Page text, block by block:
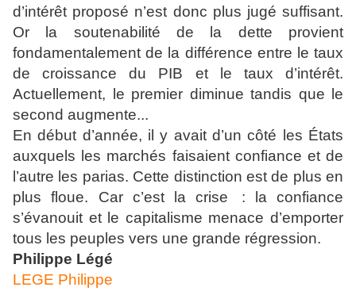
d’intérêt proposé n’est donc plus jugé suffisant.
Or la soutenabilité de la dette provient
fondamentalement de la différence entre le taux
de croissance du PIB et le taux d’intérêt.
Actuellement, le premier diminue tandis que le
second augmente...
En début d’année, il y avait d’un côté les États
auxquels les marchés faisaient confiance et de
l’autre les parias. Cette distinction est de plus en
plus floue. Car c’est la crise : la confiance
s’évanouit et le capitalisme menace d’emporter
tous les peuples vers une grande régression.
Philippe Légé
LEGE Philippe